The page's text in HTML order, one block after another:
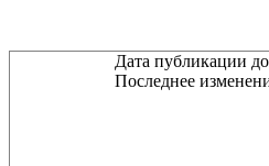
Дата публикации
Последнее